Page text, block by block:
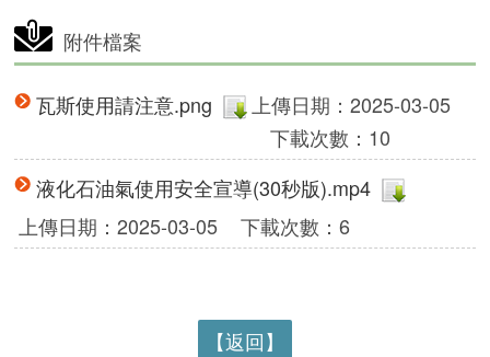
附件檔案
瓦斯使用請注意.png
上傳日期：2025-03-05
下載次數：10
液化石油氣使用安全宣導(30秒版).mp4
上傳日期：2025-03-05
下載次數：6
【返回】